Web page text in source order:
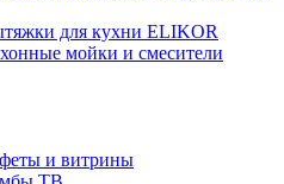
для кухни ELIKOR
мойки и смесители
и витрины